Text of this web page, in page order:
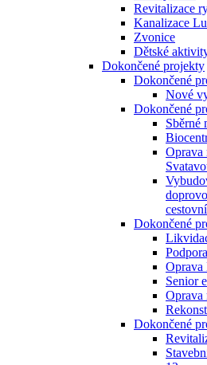
Revitalizace
Kanalizace
Zvonice
Dětské
Dokončené projekty
Dokončené
Nové
Dokončené
Sběrné
Oprava
Dokončené
Oprava
Senior
Oprava
Dokončené